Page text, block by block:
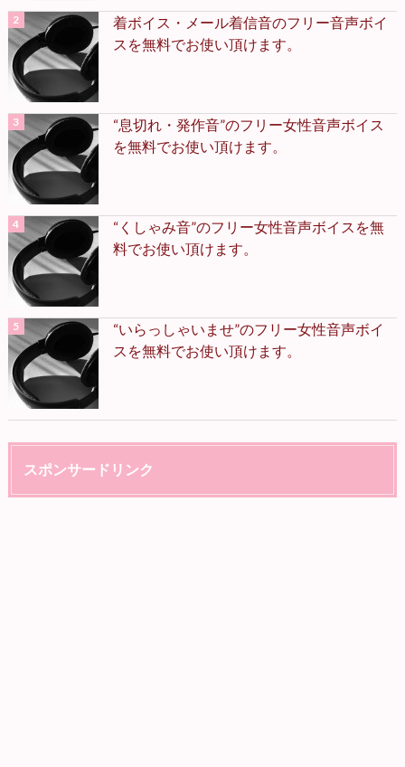
着ボイス・メール着信音のフリー音声ボイ
スを無料でお使い頂けます。
“息切れ・発作音”のフリー女性音声ボイス
を無料でお使い頂けます。
“くしゃみ音”のフリー女性音声ボイスを無
料でお使い頂けます。
“いらっしゃいませ”のフリー女性音声ボイ
スを無料でお使い頂けます。
スポンサードリンク